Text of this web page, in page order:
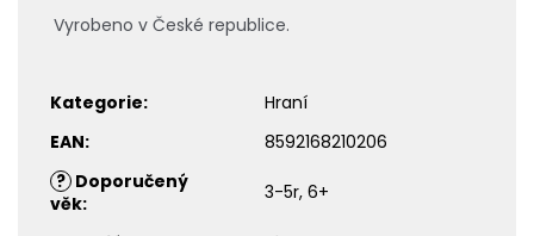
Vyrobeno v České republice.
Kategorie:
Hraní
EAN:
8592168210206
? Doporučený
věk: 3-5r, 6+